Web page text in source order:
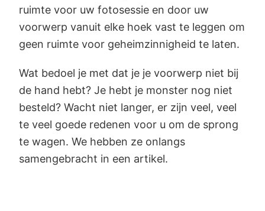
ruimte voor uw fotosessie en door uw
voorwerp vanuit elke hoek vast te leggen om
geen ruimte voor geheimzinnigheid te laten.
Wat bedoel je met dat je je voorwerp niet bij
de hand hebt? Je hebt je monster nog niet
besteld? Wacht niet langer, er zijn veel, veel
te veel goede redenen voor u om de sprong
te wagen. We hebben ze onlangs
samengebracht in een artikel.